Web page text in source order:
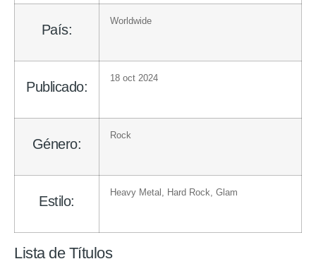
País:
Worldwide
Publicado:
18 oct 2024
Género:
Rock
Estilo:
Heavy Metal Hard Rock Glam
Lista de Títulos